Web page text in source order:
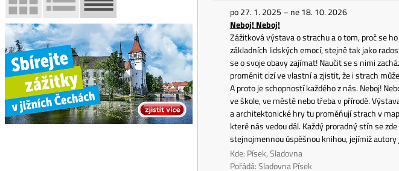
po 27. 1. 2025 – ne 18. 10. 2026
Neboj! Neboj!
Zážitková výstava o strachu a o tom, proč se
základních lidských emocí, stejně tak jako
se o svoje obavy zajímat! Naučit se s nimi
proměnit cizí ve vlastní a zjistit, že i strach
A proto je schopností každého z nás. Neboj!
ve škole, ve městě nebo třeba v přírodě.
a architektonické hry tu proměňují strach v
které nás vedou dál. Každý proradný stín se
stejnojmennou úspěšnou knihou, jejímiž
Kde: Písek, Sladovna
Pořádá: Sladovna Písek